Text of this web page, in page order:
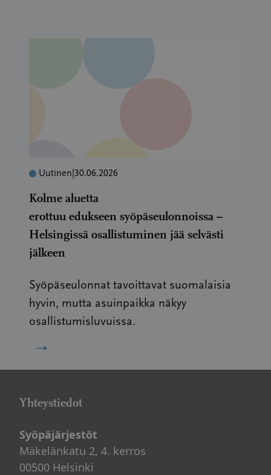
Uutinen 30.06.2026
Kolme aluetta
erottuu edukseen syöpäseulonnoissa –
Helsingissä osallistuminen jää selvästi
jälkeen
Syöpäseulonnat tavoittavat suomalaisia
hyvin, mutta asuinpaikka näkyy
osallistumisluvuissa.
→
Yhteystiedot
Syöpäjärjestöt
Mäkelänkatu 2, 4. kerros
00500 Helsinki